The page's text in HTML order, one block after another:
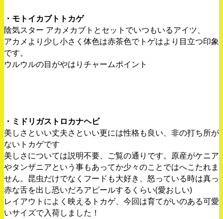
・モトイカブトトカゲ
陰気スター アカメカブトとセットでいつもいるアイツ、
アカメより少し小さく体色は赤茶色でトゲはより目立つ印象
です。
ウルウルの目がやはりチャームポイント
・ミドリガストロカナヘビ
美しさといい丈夫さといい更には性格も良い、非の打ち所が
ないトカゲです
美しさについては説明不要、ご覧の通りです。原産がケニア
やタンザニアという事もあってか少々のことではへこたれま
せん。昆虫だけでなくフードも大好き、怒っている時は真っ
赤な舌を出し恐いだろアピールするくらい(愛おしい)
レイアウトによく映えるトカゲ、今回は育てがいのある可愛
いサイズで入荷しました！